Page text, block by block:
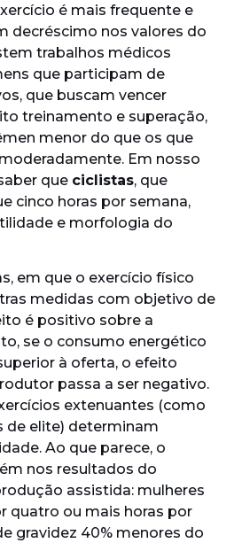
é mais frequente e
decréscimo nos valores do
trabalhos médicos
que participam de
que buscam vencer
treinamento e superação,
menor do que os que
Em nosso
que ciclistas, que
cinco horas por semana,
e morfologia do
em que o exercício físico
medidas com objetivo de
é positivo sobre a
se o consumo energético
à oferta, o efeito
passa a ser negativo.
extenuantes (como
de elite) determinam
Ao que parece, o
nos resultados do
assistida: mulheres
quatro ou mais horas por
gravidez 40% menores do